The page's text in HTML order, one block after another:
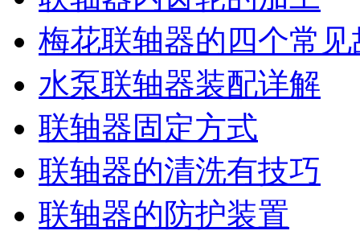
梅花联轴器的四个常
水泵联轴器装配详解
联轴器固定方式
联轴器的清洗有技巧
联轴器的防护装置